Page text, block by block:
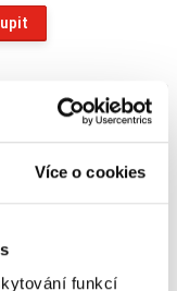
Více o cookies
funkcí